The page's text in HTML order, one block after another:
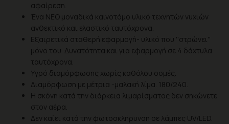
αφαίρεση.
Ένα ΝΕΟ μοναδικά καινοτόμο υλικό τεχνητών νυχιών
ανθεκτικό και ελαστικό ταυτόχρονα.
Εξαιρετικά σταθερή εφαρμογή- υλικό που ''στρώνει''
μόνο του. Δυνατότητα και για εφαρμογή σε 4 δάχτυλα
ταυτόχρονα.
Υγρό διαμόρφωσης χωρίς καθόλου οσμές.
Διαμόρφωση με μέτρια -μαλακή λίμα. 180/240.
Η σκόνη κατά την διάρκεια λιμαρίσματος δεν σηκώνετε
στον αέρα.
Δεν καίει κατά την φωτοσκλήρυνση σε λάμπες UV/LED.